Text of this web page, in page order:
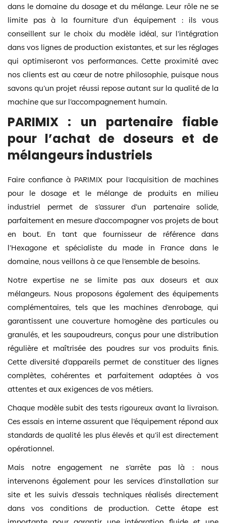
dans le domaine du dosage et du mélange. Leur rôle ne se
limite pas à la fourniture d’un équipement : ils vous
conseillent sur le choix du modèle idéal, sur l’intégration
dans vos lignes de production existantes, et sur les réglages
qui optimiseront vos performances. Cette proximité avec
nos clients est au cœur de notre philosophie, puisque nous
savons qu’un projet réussi repose autant sur la qualité de la
machine que sur l’accompagnement humain.
PARIMIX : un partenaire fiable
pour l’achat de doseurs et de
mélangeurs industriels
Faire confiance à PARIMIX pour l’acquisition de machines
pour le dosage et le mélange de produits en milieu
industriel permet de s’assurer d’un partenaire solide,
parfaitement en mesure d’accompagner vos projets de bout
en bout. En tant que fournisseur de référence dans
l’Hexagone et spécialiste du made in France dans le
domaine, nous veillons à ce que l’ensemble de besoins.
Notre expertise ne se limite pas aux doseurs et aux
mélangeurs. Nous proposons également des équipements
complémentaires, tels que les machines d’enrobage, qui
garantissent une couverture homogène des particules ou
granulés, et les saupoudreurs, conçus pour une distribution
régulière et maîtrisée des poudres sur vos produits finis.
Cette diversité d’appareils permet de constituer des lignes
complètes, cohérentes et parfaitement adaptées à vos
attentes et aux exigences de vos métiers.
Chaque modèle subit des tests rigoureux avant la livraison.
Ces essais en interne assurent que l’équipement répond aux
standards de qualité les plus élevés et qu’il est directement
opérationnel.
Mais notre engagement ne s’arrête pas là : nous
intervenons également pour les services d’installation sur
site et les suivis d’essais techniques réalisés directement
dans vos conditions de production. Cette étape est